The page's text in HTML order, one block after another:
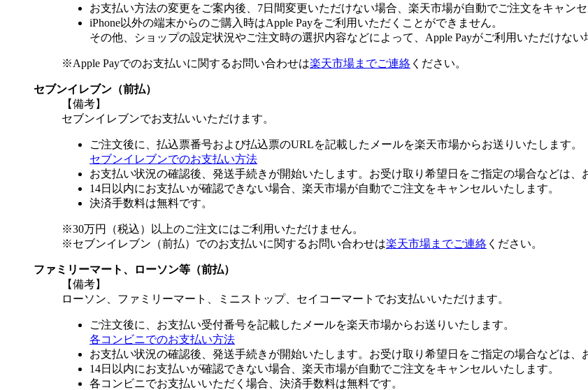
お支払い方法の変更をご案内後、7日間変更いただけない場合、楽天市場が自動でご注文をキャンセ
iPhone以外の端末からのご購入時はApple Payをご利用いただくことができません。
その他、ショップの設定状況やご注文時の選択内容などによって、Apple Payがご利用いただけない
※Apple Payでのお支払いに関するお問い合わせは楽天市場までご連絡 ください。
セブンイレブン（前払）
【備考】
セブンイレブンでお支払いいただけます。
ご注文後に、払込票番号および払込票のURLを記載したメールを楽天市場からお送りいたします。
セブンイレブンでのお支払い方法
お支払い状況の確認後、発送手続きが開始いたします。お受け取り希望日をご指定の場合などは、
14日以内にお支払いが確認できない場合、楽天市場が自動でご注文をキャンセルいたします。
決済手数料は無料です。
※30万円（税込）以上のご注文にはご利用いただけません。
※セブンイレブン（前払）でのお支払いに関するお問い合わせは楽天市場までご連絡 ください。
ファミリーマート、ローソン等（前払）
【備考】
ローソン、ファミリーマート、ミニストップ、セイコーマートでお支払いいただけます。
ご注文後に、お支払い受付番号を記載したメールを楽天市場からお送りいたします。
各コンビニでのお支払い方法
お支払い状況の確認後、発送手続きが開始いたします。お受け取り希望日をご指定の場合などは、
14日以内にお支払いが確認できない場合、楽天市場が自動でご注文をキャンセルいたします。
各コンビニでお支払いいただく場合、決済手数料は無料です。